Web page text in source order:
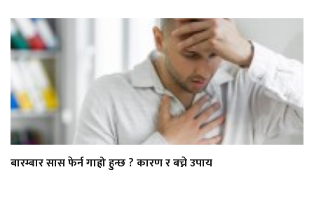
बारम्बार सास फेर्न गाह्रो हुन्छ ? कारण र बच्ने उपाय